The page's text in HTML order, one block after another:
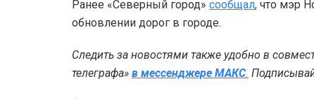
Ранее «Северный город» сообщал, что мэр
обновлении дорог в городе.
Следить за новостями также удобно в
телеграфа» в мессенджере MAКС.